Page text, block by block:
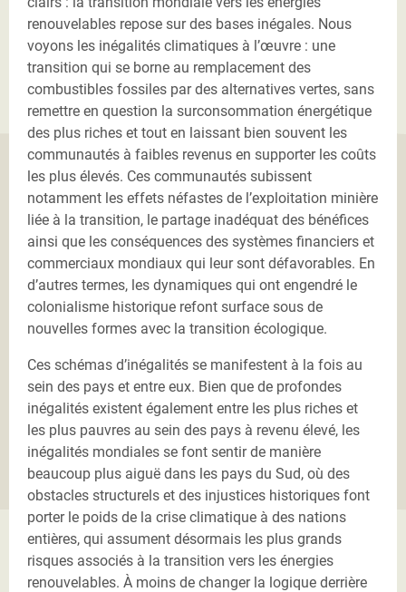
renouvelables repose sur des bases inégales. Nous
voyons les inégalités climatiques à l’œuvre : une
transition qui se borne au remplacement des
combustibles fossiles par des alternatives vertes, sans
remettre en question la surconsommation énergétique
des plus riches et tout en laissant bien souvent les
communautés à faibles revenus en supporter les coûts
les plus élevés. Ces communautés subissent
notamment les effets néfastes de l’exploitation minière
liée à la transition, le partage inadéquat des bénéfices
ainsi que les conséquences des systèmes financiers et
commerciaux mondiaux qui leur sont défavorables. En
d’autres termes, les dynamiques qui ont engendré le
colonialisme historique refont surface sous de
nouvelles formes avec la transition écologique.
Ces schémas d’inégalités se manifestent à la fois au
sein des pays et entre eux. Bien que de profondes
inégalités existent également entre les plus riches et
les plus pauvres au sein des pays à revenu élevé, les
inégalités mondiales se font sentir de manière
beaucoup plus aiguë dans les pays du Sud, où des
obstacles structurels et des injustices historiques font
porter le poids de la crise climatique à des nations
entières, qui assument désormais les plus grands
risques associés à la transition vers les énergies
renouvelables. À moins de changer la logique derrière